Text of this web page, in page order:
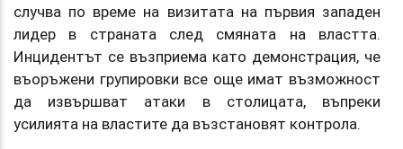
случва по време на визитата на първия западен
лидер в страната след смяната на властта.
Инцидентът се възприема като демонстрация, че
въоръжени групировки все още имат възможност
да извършват атаки в столицата, въпреки
усилията на властите да възстановят контрола.